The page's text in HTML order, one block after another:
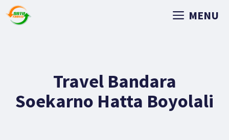
MENU
Travel Bandara
Soekarno Hatta Boyolali